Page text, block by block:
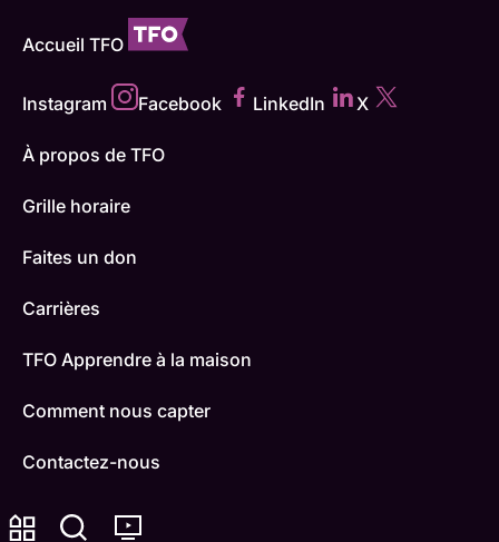
Accueil TFO
Instagram Facebook LinkedIn X
À propos de TFO
Grille horaire
Faites un don
Carrières
TFO Apprendre à la maison
Comment nous capter
Contactez-nous
ONFR